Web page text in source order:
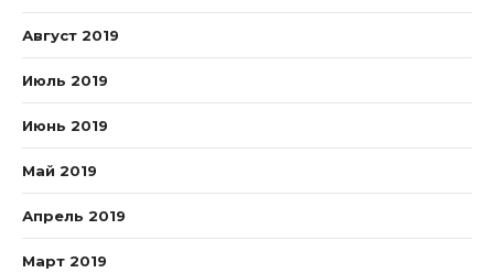
Август 2019
Июль 2019
Июнь 2019
Май 2019
Апрель 2019
Март 2019